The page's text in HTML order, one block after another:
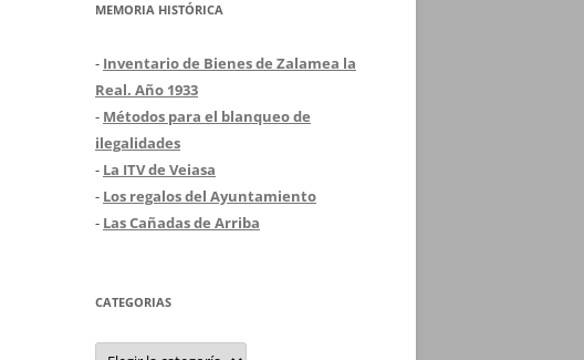
MEMORIA HISTÓRICA
- Inventario de Bienes de Zalamea la
Real. Año 1933
- Métodos para el blanqueo de
ilegalidades
- La ITV de Veiasa
- Los regalos del Ayuntamiento
- Las Cañadas de Arriba
CATEGORIAS
Categorias